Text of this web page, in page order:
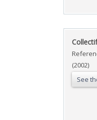
‎Collectif‎
(2002)
See